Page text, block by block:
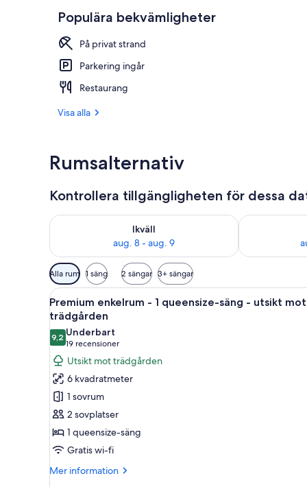
Populära bekvämligheter
På privat strand
Parkering ingår
Restaurang
Visa alla
Rumsalternativ
Kontrollera tillgängligheten för dessa
Ikväll
aug. 8 - aug. 9
Kontrollera tillgängligheten för ikväll aug. 8 - aug. 9
Kontrollera
Tillgängliga
filter
för
rum
Alla rum 1 säng 2 sängar 3+ sängar
Öppna
alla
foton
för
Premium
enkelrum
-
queensize-
säng
-
utsikt
Premium enkelrum - 1
18
Premium enkelrum - 1 queensize-säng - utsikt mot
trädgården
9,29,2 av 10
Underbart
19 recensioner
(19 recensioner)
Utsikt mot trädgården
6 kvadratmeter
1 sovrum
2 sovplatser
1 queensize-säng
Gratis wi-fi
Mer information
Mer